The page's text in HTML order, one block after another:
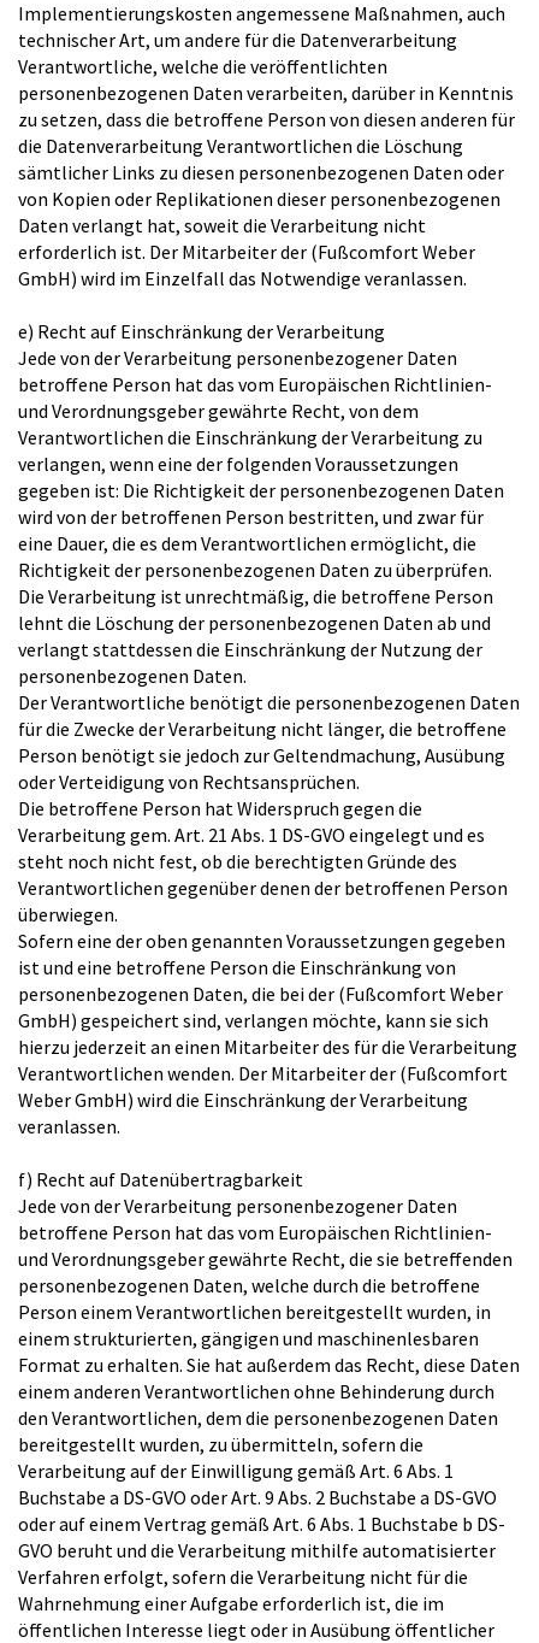
Implementierungskosten angemessene Maßnahmen, auch
technischer Art, um andere für die Datenverarbeitung
Verantwortliche, welche die veröffentlichten
personenbezogenen Daten verarbeiten, darüber in Kenntnis
zu setzen, dass die betroffene Person von diesen anderen für
die Datenverarbeitung Verantwortlichen die Löschung
sämtlicher Links zu diesen personenbezogenen Daten oder
von Kopien oder Replikationen dieser personenbezogenen
Daten verlangt hat, soweit die Verarbeitung nicht
erforderlich ist. Der Mitarbeiter der (Fußcomfort Weber
GmbH) wird im Einzelfall das Notwendige veranlassen.
e) Recht auf Einschränkung der Verarbeitung
Jede von der Verarbeitung personenbezogener Daten
betroffene Person hat das vom Europäischen Richtlinien-
und Verordnungsgeber gewährte Recht, von dem
Verantwortlichen die Einschränkung der Verarbeitung zu
verlangen, wenn eine der folgenden Voraussetzungen
gegeben ist: Die Richtigkeit der personenbezogenen Daten
wird von der betroffenen Person bestritten, und zwar für
eine Dauer, die es dem Verantwortlichen ermöglicht, die
Richtigkeit der personenbezogenen Daten zu überprüfen.
Die Verarbeitung ist unrechtmäßig, die betroffene Person
lehnt die Löschung der personenbezogenen Daten ab und
verlangt stattdessen die Einschränkung der Nutzung der
personenbezogenen Daten.
Der Verantwortliche benötigt die personenbezogenen Daten
für die Zwecke der Verarbeitung nicht länger, die betroffene
Person benötigt sie jedoch zur Geltendmachung, Ausübung
oder Verteidigung von Rechtsansprüchen.
Die betroffene Person hat Widerspruch gegen die
Verarbeitung gem. Art. 21 Abs. 1 DS-GVO eingelegt und es
steht noch nicht fest, ob die berechtigten Gründe des
Verantwortlichen gegenüber denen der betroffenen Person
überwiegen.
Sofern eine der oben genannten Voraussetzungen gegeben
ist und eine betroffene Person die Einschränkung von
personenbezogenen Daten, die bei der (Fußcomfort Weber
GmbH) gespeichert sind, verlangen möchte, kann sie sich
hierzu jederzeit an einen Mitarbeiter des für die Verarbeitung
Verantwortlichen wenden. Der Mitarbeiter der (Fußcomfort
Weber GmbH) wird die Einschränkung der Verarbeitung
veranlassen.
f) Recht auf Datenübertragbarkeit
Jede von der Verarbeitung personenbezogener Daten
betroffene Person hat das vom Europäischen Richtlinien-
und Verordnungsgeber gewährte Recht, die sie betreffenden
personenbezogenen Daten, welche durch die betroffene
Person einem Verantwortlichen bereitgestellt wurden, in
einem strukturierten, gängigen und maschinenlesbaren
Format zu erhalten. Sie hat außerdem das Recht, diese Daten
einem anderen Verantwortlichen ohne Behinderung durch
den Verantwortlichen, dem die personenbezogenen Daten
bereitgestellt wurden, zu übermitteln, sofern die
Verarbeitung auf der Einwilligung gemäß Art. 6 Abs. 1
Buchstabe a DS-GVO oder Art. 9 Abs. 2 Buchstabe a DS-GVO
oder auf einem Vertrag gemäß Art. 6 Abs. 1 Buchstabe b DS-
GVO beruht und die Verarbeitung mithilfe automatisierter
Verfahren erfolgt, sofern die Verarbeitung nicht für die
Wahrnehmung einer Aufgabe erforderlich ist, die im
öffentlichen Interesse liegt oder in Ausübung öffentlicher